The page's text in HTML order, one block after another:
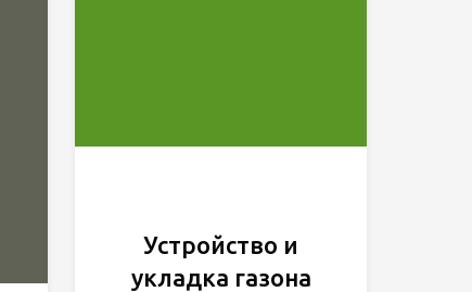
Устройство и
укладка газона